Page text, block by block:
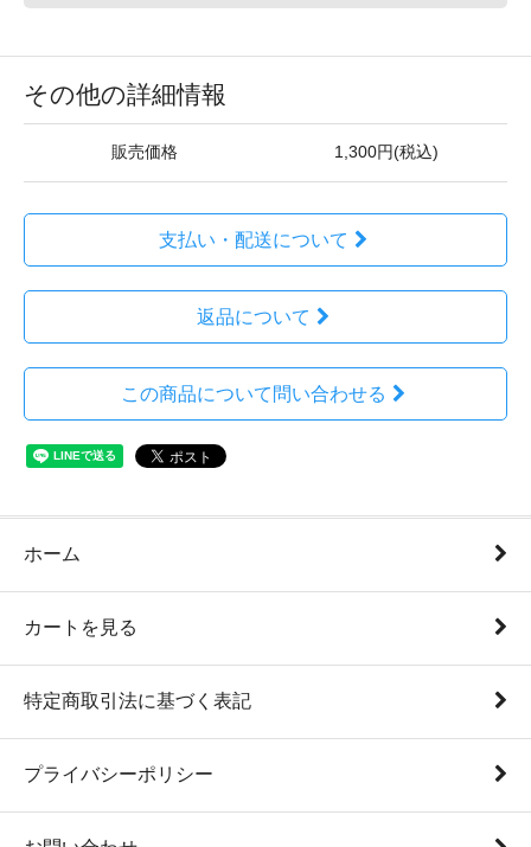
その他の詳細情報
販売価格 1,300円(税込)
支払い・配送について
返品について
この商品について問い合わせる
ホーム
カートを見る
特定商取引法に基づく表記
プライバシーポリシー